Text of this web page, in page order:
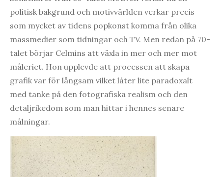
politisk bakgrund och motivvärlden verkar precis
som mycket av tidens popkonst komma från olika
massmedier som tidningar och TV. Men redan på 70-
talet börjar Celmins att växla in mer och mer mot
måleriet. Hon upplevde att processen att skapa
grafik var för långsam vilket låter lite paradoxalt
med tanke på den fotografiska realism och den
detaljrikedom som man hittar i hennes senare
målningar.